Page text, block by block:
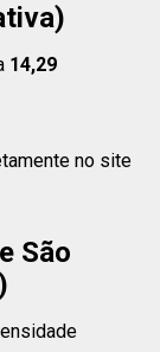
14,29
no site
São